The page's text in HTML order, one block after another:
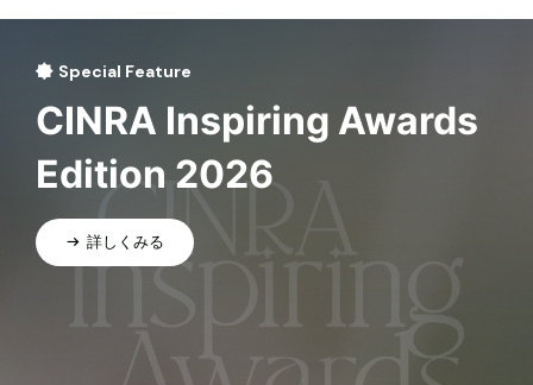
Special Feature
CINRA Inspiring Awards
Edition 2026
詳しくみる